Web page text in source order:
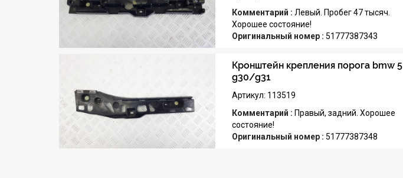
Комментарий : Левый. Пробег 47 тысяч.
Хорошее состояние!
Оригинальный номер : 51777387343
Кронштейн крепления порога bmw 5
g30/g31
Артикул: 113519
Комментарий : Правый, задний. Хорошее
состояние!
Оригинальный номер : 51777387348